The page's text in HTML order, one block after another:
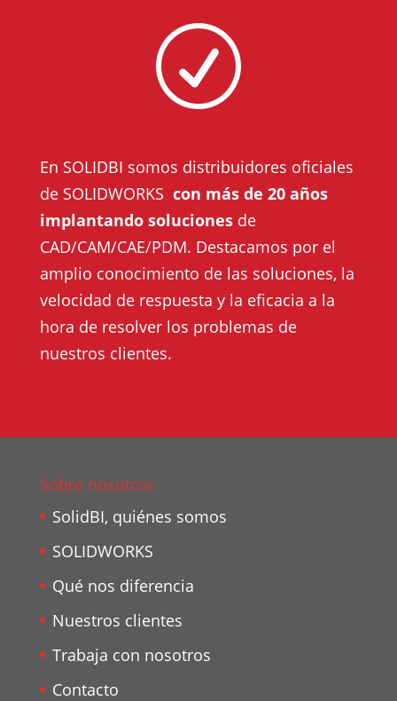
R
En SOLIDBI somos distribuidores oficiales
de SOLIDWORKS con más de 20 años
implantando solucionesde
CAD/CAM/CAE/PDM. Destacamos por el
amplio conocimiento de las soluciones, la
velocidad de respuesta y la eficacia a la
hora de resolver los problemas de
nuestros clientes.
Sobre nosotros
SolidBI, quiénes somos
SOLIDWORKS
Qué nos diferencia
Nuestros clientes
Trabaja con nosotros
Contacto